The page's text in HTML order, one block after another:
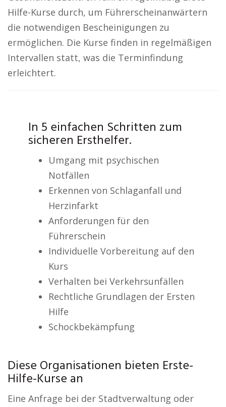
Hilfe-Kurse durch, um Führerscheinanwärtern
die notwendigen Bescheinigungen zu
ermöglichen. Die Kurse finden in regelmäßigen
Intervallen statt, was die Terminfindung
erleichtert.
In 5 einfachen Schritten zum
sicheren Ersthelfer.
Umgang mit psychischen
Notfällen
Erkennen von Schlaganfall und
Herzinfarkt
Anforderungen für den
Führerschein
Individuelle Vorbereitung auf den
Kurs
Verhalten bei Verkehrsunfällen
Rechtliche Grundlagen der Ersten
Hilfe
Schockbekämpfung
Diese Organisationen bieten Erste-
Hilfe-Kurse an
Eine Anfrage bei der Stadtverwaltung oder